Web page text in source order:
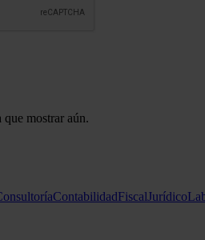
mostrar aún.
ContabilidadFiscalJurídico